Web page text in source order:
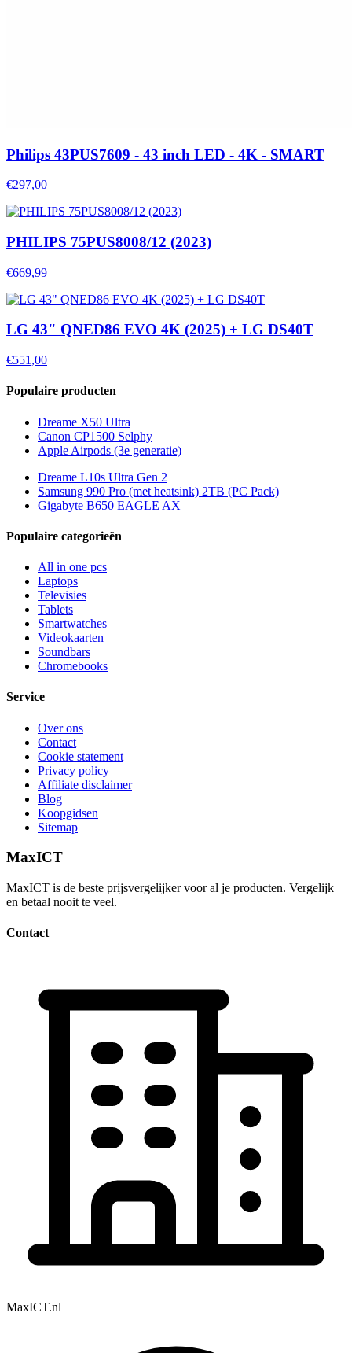
Philips 43PUS7609 - 43 inch LED - 4K - SMART
€297,00
PHILIPS 75PUS8008/12 (2023)
€669,99
LG 43" QNED86 EVO 4K (2025) + LG DS40T
€551,00
Populaire producten
Dreame X50 Ultra
Canon CP1500 Selphy
Apple Airpods (3e generatie)
Dreame L10s Ultra Gen 2
Samsung 990 Pro (met heatsink) 2TB (PC Pack)
Gigabyte B650 EAGLE AX
Populaire categorieën
All in one pcs
Laptops
Televisies
Tablets
Smartwatches
Videokaarten
Soundbars
Chromebooks
Service
Over ons
Contact
Cookie statement
Privacy policy
Affiliate disclaimer
Blog
Koopgidsen
Sitemap
MaxICT
MaxICT is de beste prijsvergelijker voor al je producten. Vergelijk
en betaal nooit te veel.
Contact
MaxICT.nl